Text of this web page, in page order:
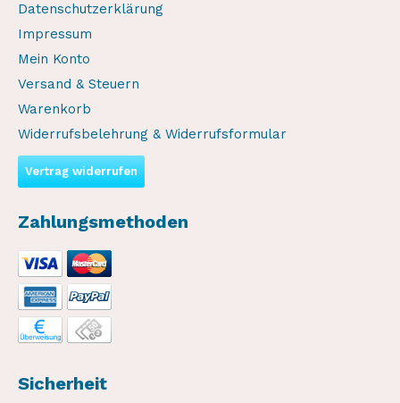
Datenschutzerklärung
Impressum
Mein Konto
Versand & Steuern
Warenkorb
Widerrufsbelehrung & Widerrufsformular
Vertrag widerrufen
Zahlungsmethoden
Sicherheit